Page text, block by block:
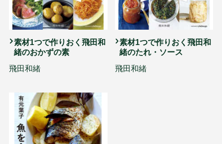
素材1つで作りおく飛田和
緒のおかずの素
飛田和緒
素材1つで作りおく飛田和
緒のたれ・ソース
飛田和緒